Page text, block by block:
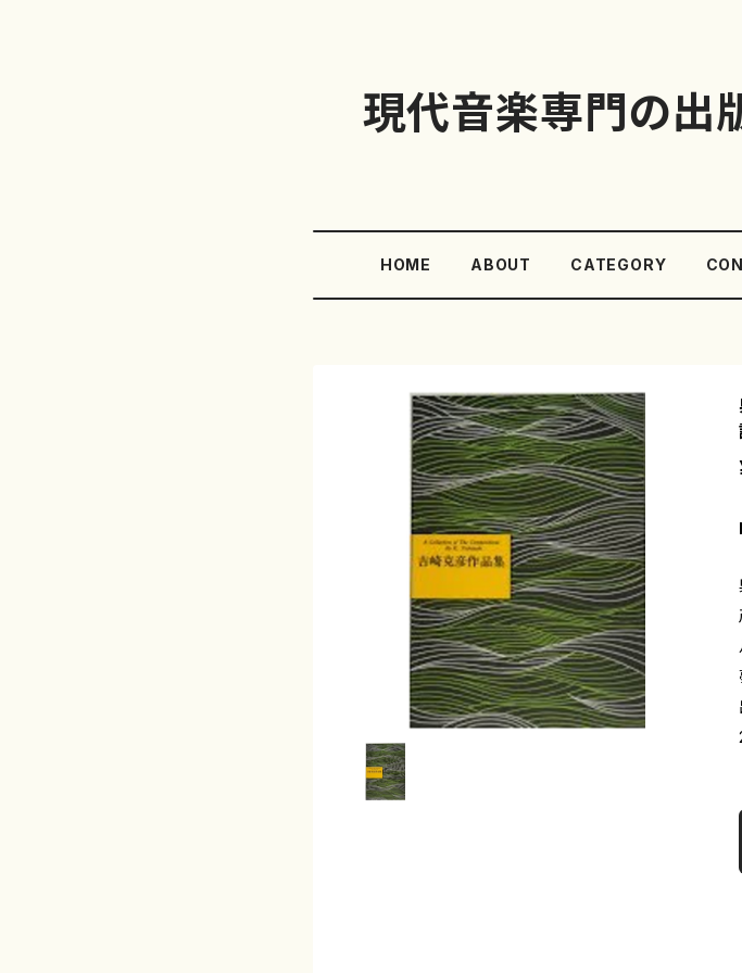
現代音楽専門の出
HOME ABOUT CATEGORY